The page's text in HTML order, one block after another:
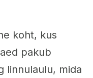
koht, kus
pakub
linnulaulu, mida